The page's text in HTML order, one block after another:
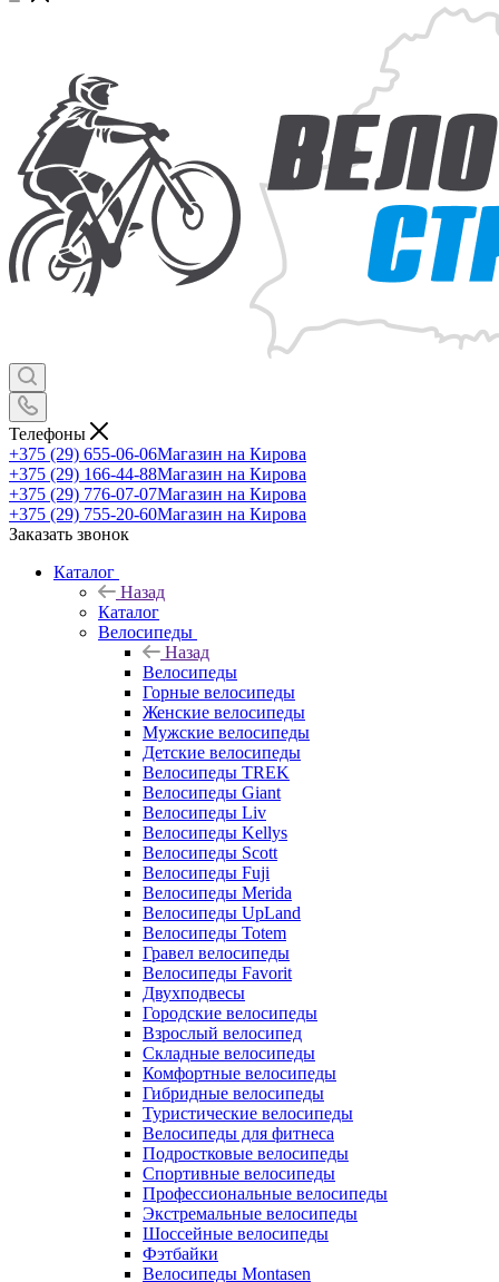
Телефоны
+375 (29) 655-06-06Магазин на Кирова
+375 (29) 166-44-88Магазин на Кирова
+375 (29) 776-07-07Магазин на Кирова
+375 (29) 755-20-60Магазин на Кирова
Заказать звонок
Каталог
Назад
Каталог
Велосипеды
Назад
Велосипеды
Горные велосипеды
Женские велосипеды
Мужские велосипеды
Детские велосипеды
Велосипеды TREK
Велосипеды Giant
Велосипеды Liv
Велосипеды Kellys
Велосипеды Scott
Велосипеды Fuji
Велосипеды Merida
Велосипеды UpLand
Велосипеды Totem
Гравел велосипеды
Велосипеды Favorit
Двухподвесы
Городские велосипеды
Взрослый велосипед
Складные велосипеды
Комфортные велосипеды
Гибридные велосипеды
Туристические велосипеды
Велосипеды для фитнеса
Подростковые велосипеды
Спортивные велосипеды
Профессиональные велосипеды
Экстремальные велосипеды
Шоссейные велосипеды
Фэтбайки
Велосипеды Montasen